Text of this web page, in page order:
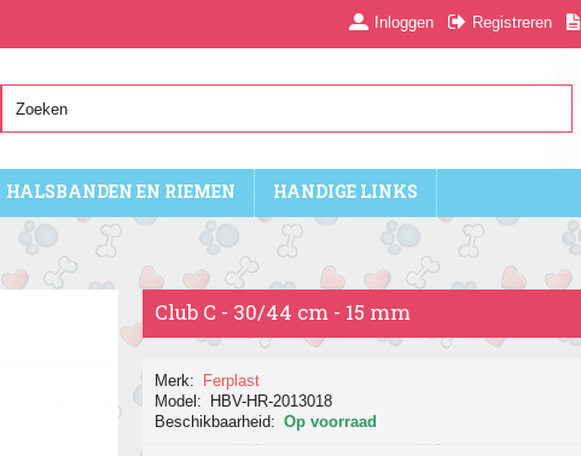
Inloggen Registreren
HALSBANDEN EN RIEMEN HANDIGE LINKS
Club C - 30/44 cm - 15 mm
Merk:
Ferplast
Model:
HBV-HR-2013018
Beschikbaarheid: Op voorraad